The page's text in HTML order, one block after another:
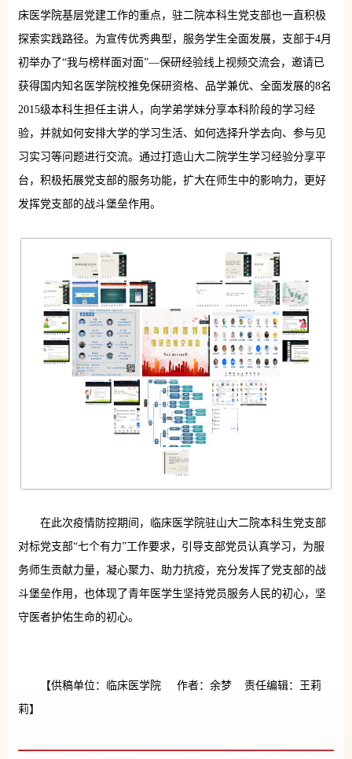
床医学院基层党建工作的重点，驻二院本科生党支部也一直积极
探索实践路径。为宣传优秀典型，服务学生全面发展，支部于4月
初举办了“我与榜样面对面”—保研经验线上视频交流会，邀请已
获得国内知名医学院校推免保研资格、品学兼优、全面发展的8名
2015级本科生担任主讲人，向学弟学妹分享本科阶段的学习经
验，并就如何安排大学的学习生活、如何选择升学去向、参与见
习实习等问题进行交流。通过打造山大二院学生学习经验分享平
台，积极拓展党支部的服务功能，扩大在师生中的影响力，更好
发挥党支部的战斗堡垒作用。
在此次疫情防控期间，临床医学院驻山大二院本科生党支部
对标党支部“七个有力”工作要求，引导支部党员认真学习，为服
务师生贡献力量，凝心聚力、助力抗疫，充分发挥了党支部的战
斗堡垒作用，也体现了青年医学生坚持党员服务人民的初心，坚
守医者护佑生命的初心。
【供稿单位：临床医学院 作者：余梦 责任编辑：王莉
莉】